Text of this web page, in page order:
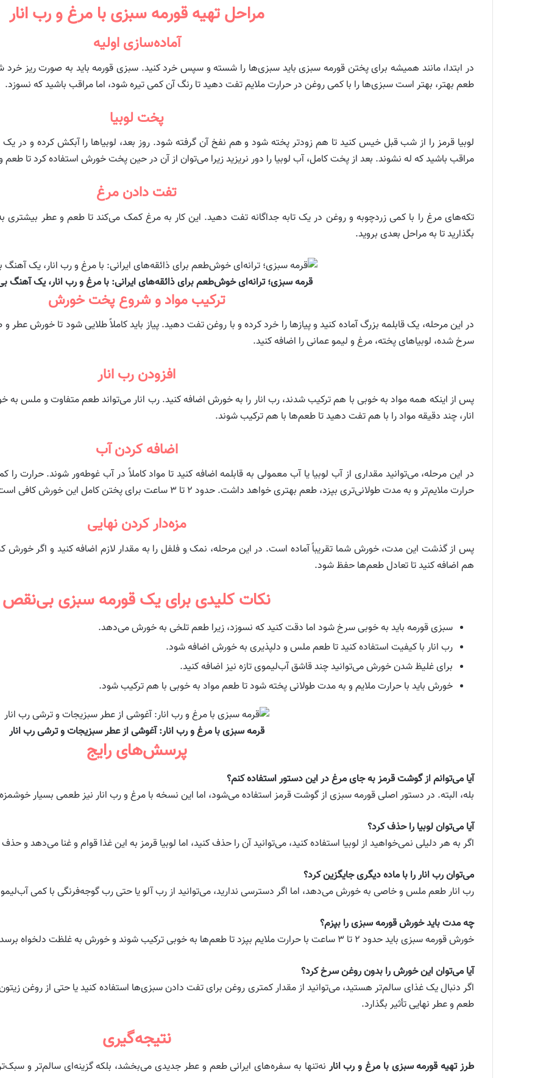
مراحل تهیه قورمه سبزی با مرغ و رب انار
آماده‌سازی اولیه
در ابتدا، مانند همیشه برای پختن قورمه سبزی باید سبزی‌ها را شسته و سپس خرد کنید. سبزی قورمه باید به صورت ریز
طعم بهتر، بهتر است سبزی‌ها را با کمی روغن در حرارت ملایم تفت دهید تا رنگ آن کمی تیره شود، اما مراقب باشید که نسوزد.
پخت لوبیا
لوبیا قرمز را از شب قبل خیس کنید تا هم زودتر پخته شود و هم نفخ آن گرفته شود. روز بعد، لوبیاها را آبکش کرده و در یک
مراقب باشید که له نشوند. بعد از پخت کامل، آب لوبیا را دور نریزید زیرا می‌توان از آن در حین پخت خورش استفاده کرد تا
تفت دادن مرغ
تکه‌های مرغ را با کمی زردچوبه و روغن در یک تابه جداگانه تفت دهید. این کار به مرغ کمک می‌کند تا طعم و عطر بیشتری
بگذارید تا به مراحل بعدی بروید.
قرمه سبزی؛ ترانه‌ای خوش‌طعم برای ذائقه‌های ایرانی: با مرغ و رب انار، یک آهنگ
ترکیب مواد و شروع پخت خورش
در این مرحله، یک قابلمه بزرگ آماده کنید و پیازها را خرد کرده و با روغن تفت دهید. پیاز باید کاملاً طلایی شود تا خورش
سرخ شده، لوبیاهای پخته، مرغ و لیمو عمانی را اضافه کنید.
افزودن رب انار
پس از اینکه همه مواد به خوبی با هم ترکیب شدند، رب انار را به خورش اضافه کنید. رب انار می‌تواند طعم متفاوت و ملس
انار، چند دقیقه مواد را با هم تفت دهید تا طعم‌ها با هم ترکیب شوند.
اضافه کردن آب
در این مرحله، می‌توانید مقداری از آب لوبیا یا آب معمولی به قابلمه اضافه کنید تا مواد کاملاً در آب غوطه‌ور شوند. حرارت
حرارت ملایم‌تر و به مدت طولانی‌تری بپزد، طعم بهتری خواهد داشت. حدود ۲ تا ۳ ساعت برای پختن کامل این خورش کافی است.
مزه‌دار کردن نهایی
پس از گذشت این مدت، خورش شما تقریباً آماده است. در این مرحله، نمک و فلفل را به مقدار لازم اضافه کنید و اگر خورش
هم اضافه کنید تا تعادل طعم‌ها حفظ شود.
نکات کلیدی برای یک قورمه سبزی بی‌نقص
سبزی قورمه باید به خوبی سرخ شود اما دقت کنید که نسوزد، زیرا طعم تلخی به خورش می‌دهد.
رب انار با کیفیت استفاده کنید تا طعم ملس و دلپذیری به خورش اضافه شود.
برای غلیظ شدن خورش می‌توانید چند قاشق آب‌لیموی تازه نیز اضافه کنید.
خورش باید با حرارت ملایم و به مدت طولانی پخته شود تا طعم مواد به خوبی با هم ترکیب شود.
قرمه سبزی با مرغ و رب انار: آغوشی از عطر سبزیجات و ترشی رب انار
پرسش‌های رایج
آیا می‌توانم از گوشت قرمز به جای مرغ در این دستور استفاده کنم؟
بله، البته. در دستور اصلی قورمه سبزی از گوشت قرمز استفاده می‌شود، اما این نسخه با مرغ و رب انار نیز طعمی بسیار
آیا می‌توان لوبیا را حذف کرد؟
اگر به هر دلیلی نمی‌خواهید از لوبیا استفاده کنید، می‌توانید آن را حذف کنید، اما لوبیا قرمز به این غذا قوام و غنا می‌دهد
می‌توان رب انار را با ماده دیگری جایگزین کرد؟
رب انار طعم ملس و خاصی به خورش می‌دهد، اما اگر دسترسی ندارید، می‌توانید از رب آلو یا حتی رب گوجه‌فرنگی با کمی
چه مدت باید خورش قورمه سبزی را بپزم؟
خورش قورمه سبزی باید حدود ۲ تا ۳ ساعت با حرارت ملایم بپزد تا طعم‌ها به خوبی ترکیب شوند و خورش به غلظت دلخواه برسد.
آیا می‌توان این خورش را بدون روغن سرخ کرد؟
اگر دنبال یک غذای سالم‌تر هستید، می‌توانید از مقدار کمتری روغن برای تفت دادن سبزی‌ها استفاده کنید یا حتی از روغن
طعم و عطر نهایی تأثیر بگذارد.
نتیجه‌گیری
طرز تهیه قورمه سبزی با مرغ و رب انار نه‌تنها به سفره‌های ایرانی طعم و عطر جدیدی می‌بخشد، بلکه گزینه‌ای سالم‌تر و